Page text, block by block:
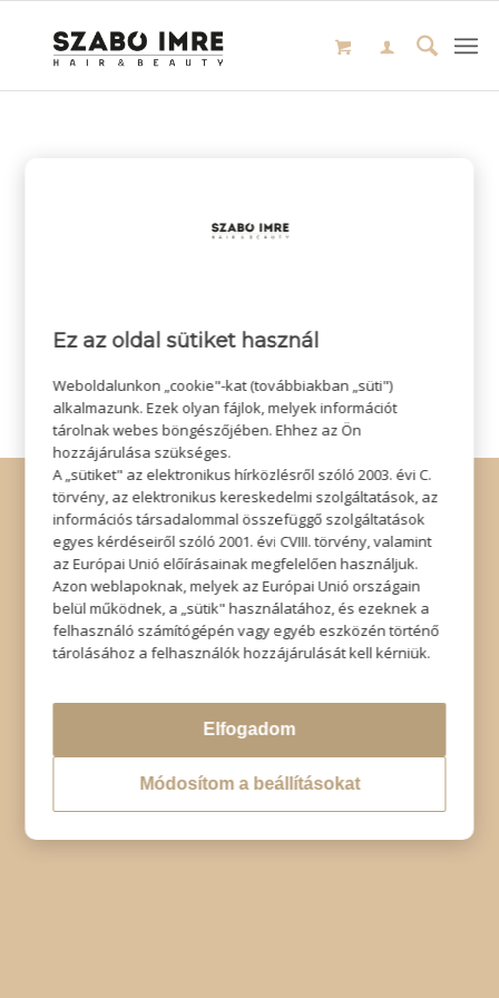
© Copyright - Szabó Imre Hair & Beauty
Impresszum
| Adatkezelési tájékoztató |Elállás
Ez az oldal sütiket használ
Weboldalunkon „cookie"-kat (továbbiakban „süti")
alkalmazunk. Ezek olyan fájlok, melyek információt
tárolnak webes böngészőjében. Ehhez az Ön
hozzájárulása szükséges.
A „sütiket" az elektronikus hírközlésről szóló 2003. évi C.
törvény, az elektronikus kereskedelmi szolgáltatások, az
információs társadalommal összefüggő szolgáltatások
egyes kérdéseiről szóló 2001. évi CVIII. törvény, valamint
az Európai Unió előírásainak megfelelően használjuk.
Azon weblapoknak, melyek az Európai Unió országain
belül működnek, a „sütik" használatához, és ezeknek a
felhasználó számítógépén vagy egyéb eszközén történő
tárolásához a felhasználók hozzájárulását kell kérniük.
Elfogadom
Módosítom a beállításokat